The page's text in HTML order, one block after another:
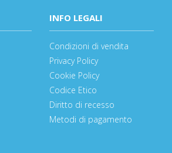
INFO LEGALI
Condizioni di vendita
Privacy Policy
Cookie Policy
Codice Etico
Diritto di recesso
Metodi di pagamento